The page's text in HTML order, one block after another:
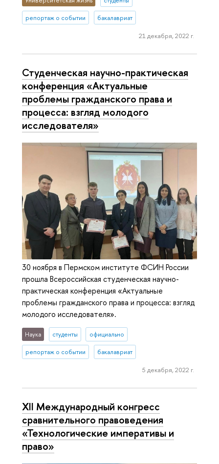
репортаж о событии бакалавриат
21 декабря, 2022 г.
Студенческая научно-практическая
конференция «Актуальные
проблемы гражданского права и
процесса: взгляд молодого
исследователя»
30 ноября в Пермском институте ФСИН России
прошла Всероссийская студенческая научно-
практическая конференция «Актуальные
проблемы гражданского права и процесса: взгляд
молодого исследователя».
Наука студенты официально
репортаж о событии бакалавриат
5 декабря, 2022 г.
XII Международный конгресс
сравнительного правоведения
«Технологические императивы и
право»